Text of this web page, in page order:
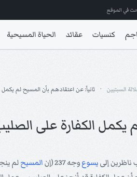
في الموقع
كنسيات عقائد الحياة المسيحية
السبتيين ثانياً: عن اعتقادهم بأن المسيح لم
يكمل الكفارة على
ناظرين إلى يسوعوجه 237 (إن المسيح لم